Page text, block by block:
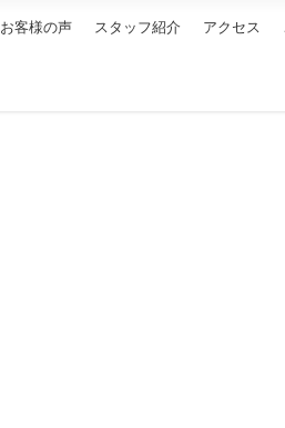
お客様の声 スタッフ紹介 アクセス